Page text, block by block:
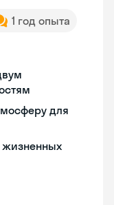
1 год опыта
для
жизненных